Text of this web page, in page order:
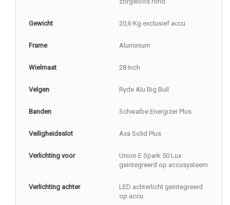
Gewicht 20,6 Kg exclusief accu
Frame Aluminium
Wielmaat 28 Inch
Velgen Ryde Alu Big Bull
Banden Schwalbe Energizer Plus
Veiligheidsslot Axa Solid Plus
Verlichting voor
Union E Spark 50 Lux
geintegreerd op accusysteem
Verlichting achter
LED achterlicht geintegreerd
op accu